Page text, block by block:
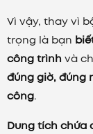
Vì vậy, thay vì
trọng là bạn
công trình và
đúng giờ, đúng
công.
Dung tích chứa